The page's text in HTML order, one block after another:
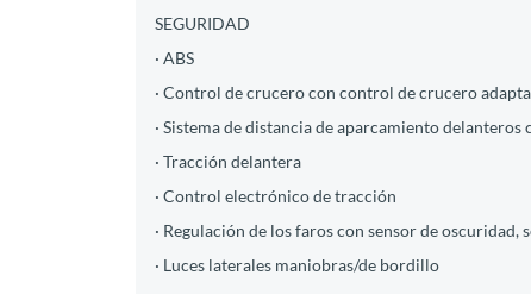
SEGURIDAD
· ABS
· Control de crucero con control de crucero
· Sistema de distancia de aparcamiento
· Tracción delantera
· Control electrónico de tracción
· Regulación de los faros con sensor de
· Luces laterales maniobras/de bordillo